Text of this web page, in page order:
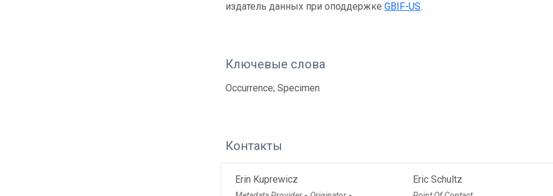
издатель данных при оподдержкеGBIF-US.
Ключевые слова
Occurrence; Specimen
Контакты
Erin Kuprewicz Eric Schultz